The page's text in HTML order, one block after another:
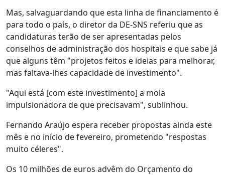
Mas, salvaguardando que esta linha de financiamento é
para todo o país, o diretor da DE-SNS referiu que as
candidaturas terão de ser apresentadas pelos
conselhos de administração dos hospitais e que sabe já
que alguns têm "projetos feitos e ideias para melhorar,
mas faltava-lhes capacidade de investimento".
"Aqui está [com este investimento] a mola
impulsionadora de que precisavam", sublinhou.
Fernando Araújo espera receber propostas ainda este
mês e no início de fevereiro, prometendo "respostas
muito céleres".
Os 10 milhões de euros advêm do Orçamento do